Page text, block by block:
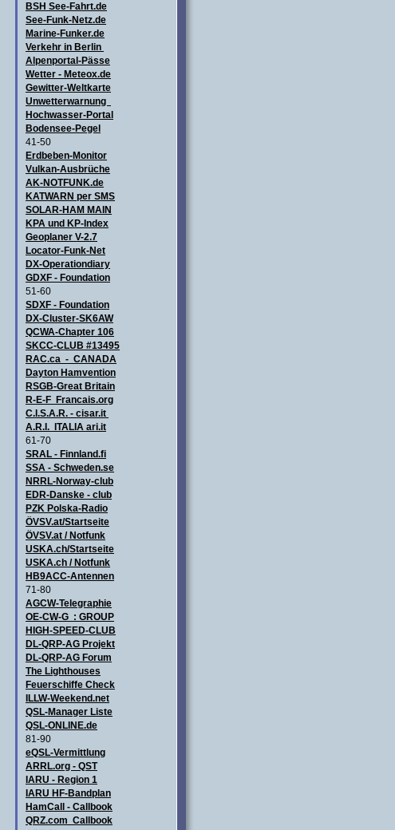
BSH See-Fahrt.de
See-Funk-Netz.de
Marine-Funker.de
Verkehr in Berlin
Alpenportal-Pässe
Wetter - Meteox.de
Gewitter-Weltkarte
Unwetterwarnung
Hochwasser-Portal
Bodensee-Pegel
41-50
Erdbeben-Monitor
Vulkan-Ausbrüche
AK-NOTFUNK.de
KATWARN per SMS
SOLAR-HAM MAIN
KPA und KP-Index
Geoplaner V-2.7
Locator-Funk-Net
DX-Operationdiary
GDXF - Foundation
51-60
SDXF - Foundation
DX-Cluster-SK6AW
QCWA-Chapter 106
SKCC-CLUB #13495
RAC.ca - CANADA
Dayton Hamvention
RSGB-Great Britain
R-E-F Francais.org
C.I.S.A.R. - cisar.it
A.R.I. ITALIA ari.it
61-70
SRAL - Finnland.fi
SSA - Schweden.se
NRRL-Norway-club
EDR-Danske - club
PZK Polska-Radio
ÖVSV.at/Startseite
ÖVSV.at / Notfunk
USKA.ch/Startseite
USKA.ch / Notfunk
HB9ACC-Antennen
71-80
AGCW-Telegraphie
OE-CW-G : GROUP
HIGH-SPEED-CLUB
DL-QRP-AG Projekt
DL-QRP-AG Forum
The Lighthouses
Feuerschiffe Check
ILLW-Weekend.net
QSL-Manager Liste
QSL-ONLINE.de
81-90
eQSL-Vermittlung
ARRL.org - QST
IARU - Region 1
IARU HF-Bandplan
HamCall - Callbook
QRZ.com Callbook